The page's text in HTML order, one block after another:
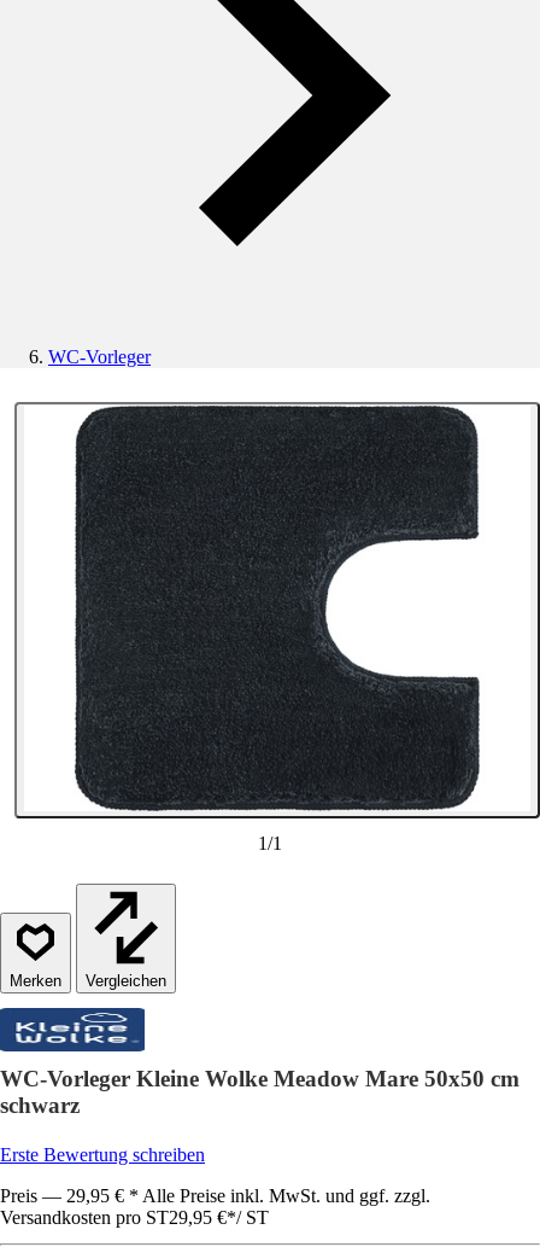
WC-Vorleger
1/1
Vergleichen
WC-Vorleger Kleine Wolke Meadow Mare 50x50 cm
schwarz
Erste Bewertung schreiben
Preis — 29,95 € * Alle Preise inkl. MwSt. und ggf. zzgl.
Versandkosten pro ST29,95 €*/ ST